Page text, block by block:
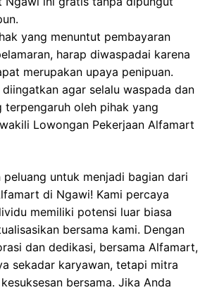
yang menuntut pembayaran
harap diwaspadai karena
merupakan upaya penipuan.
agar selalu waspada dan
terpengaruh oleh pihak yang
Lowongan Pekerjaan Alfamart
untuk menjadi bagian dari
di Ngawi! Kami percaya
memiliki potensi luar biasa
bersama kami. Dengan
dan dedikasi, bersama Alfamart,
sekadar karyawan, tetapi mitra
bersama. Jika Anda